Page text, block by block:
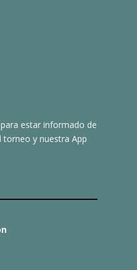
estar informado de
y nuestra App